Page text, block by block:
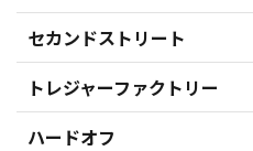
セカンドストリート
トレジャーファクトリー
ハードオフ